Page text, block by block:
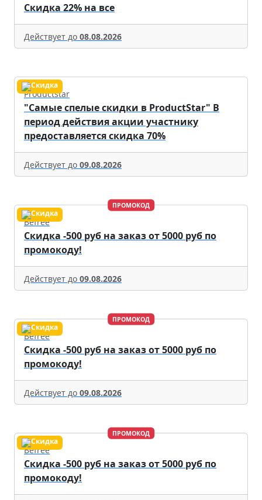
Скидка 22% на все
Действует до 08.08.2026
Productstar
"Самые спелые скидки в ProductStar" В
период действия акции участнику
предоставляется скидка 70%
Действует до 09.08.2026
ПРОМОКОД
Befree
Скидка -500 руб на заказ от 5000 руб по
промокоду!
Действует до 09.08.2026
ПРОМОКОД
Befree
Скидка -500 руб на заказ от 5000 руб по
промокоду!
Действует до 09.08.2026
ПРОМОКОД
Befree
Скидка -500 руб на заказ от 5000 руб по
промокоду!